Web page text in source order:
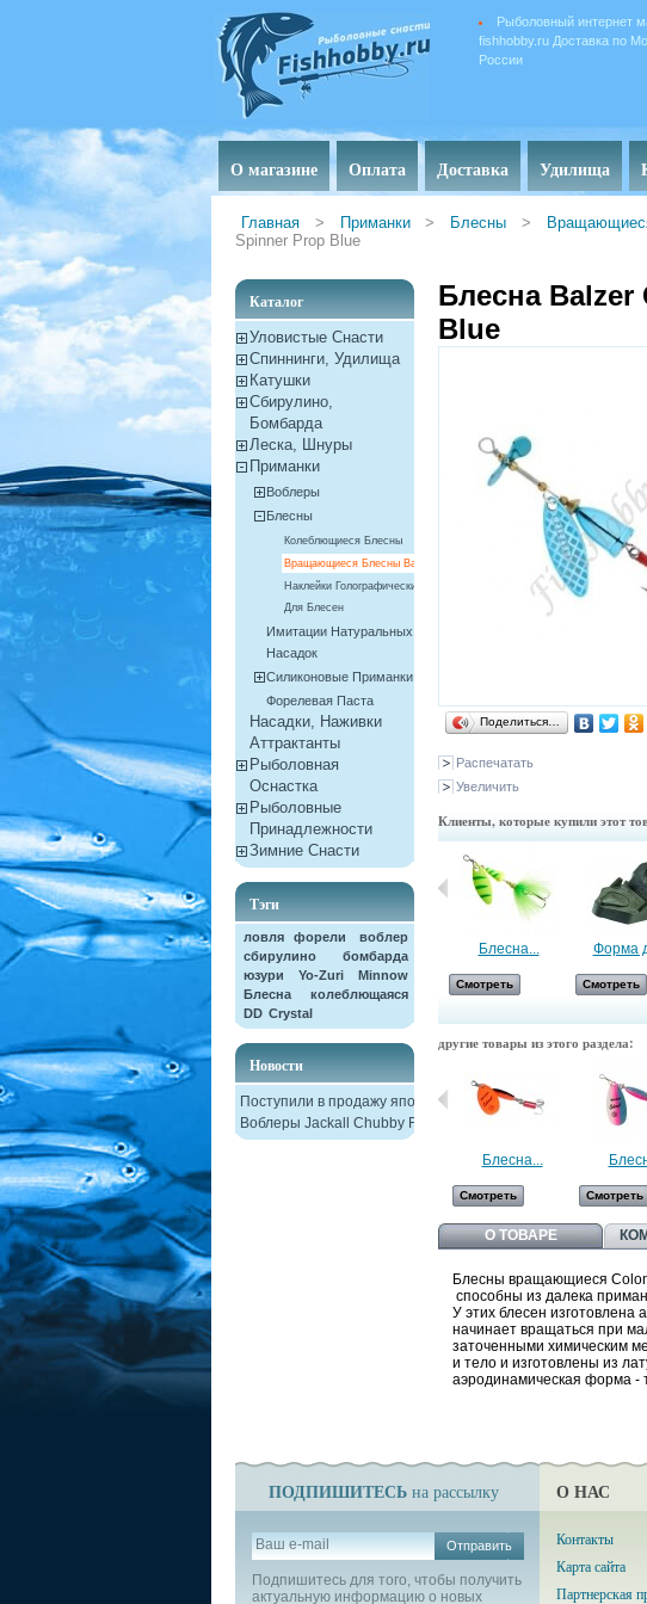
Рыболовный интернет
fishhobby.ru Доставка по
России
О магазине Оплата Доставка Удилища
Главная > Приманки > Блесны >
Spinner Prop Blue
Каталог
Уловистые Снасти
Спиннинги, Удилища
Катушки
Сбирулино,
Бомбарда
Леска, Шнуры
Приманки
Воблеры
Блесны
Колеблющиеся Блесны
Вращающиеся Блесны Balzer
Наклейки Голографические
Для Блесен
Имитации Натуральных
Насадок
Силиконовые Приманки
Форелевая Паста
Насадки, Наживки
Aттрактанты
Рыболовная
Оснастка
Рыболовные
Принадлежности
Зимние Снасти
Тэги
ловля форели
воблер
сбирулино
бомбарда
юзури
Yo-Zuri
Minnow
Блесна колеблющаяся
DD Crystal
Новости
Поступили в продажу японские
Воблеры Jackall Chubby F38
Блесна
Blue
Поделиться…
Распечатать
Увеличить
Клиенты, которые купили этот
Воблер...
Смотреть
Блесна...
Смотреть
Форма
Смотреть
другие товары из этого раздела:
Блесна...
Смотреть Смотреть
О ТОВАРЕ
Блесны вращающиеся
способны из далека
У этих блесен
начинает вращаться при
заточенными химическим
и тело и изготовлены из
аэродинамическая форма -
ПОДПИШИТЕСЬ на рассылку
Отправить
Подпишитесь для того, чтобы получить
актуальную информацию о новых
О НАС
Контакты
Карта сайта
Партнерская